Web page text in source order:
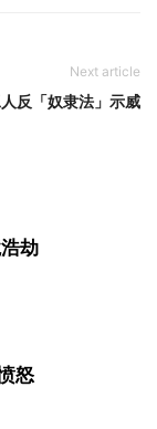
Next article
反「奴隶法」示威
劫
怒